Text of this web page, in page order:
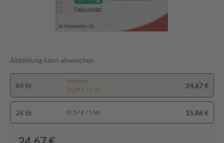
Abbildung kann abweichen
84 St
Spartipp
(0,29 € / 1 St)
24,67 €
28 St (0,57 € / 1 St) 15,86 €